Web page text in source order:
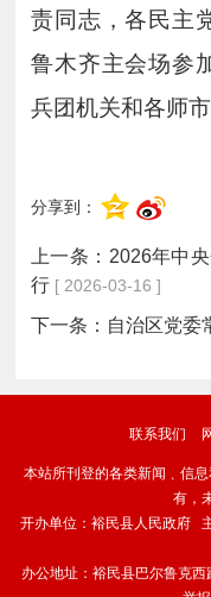
责同志，各民主
鲁木齐主会场参
兵团机关和各师
分享到：
上一条： 2026年中
行 [ 2026-03-16 ]
下一条： 自治区党委
联系我们
本站所刊登的各类新闻﹑信
有，
开办单位：裕民县人民政府
办公地址：裕民县巴尔鲁克